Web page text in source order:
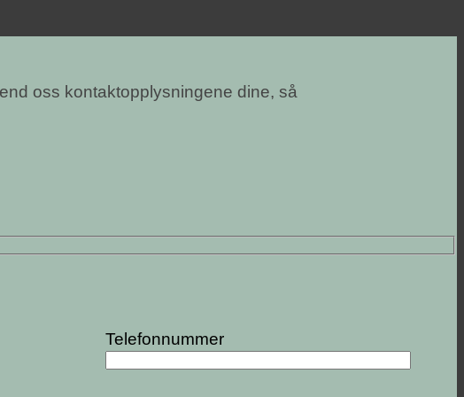
oss kontaktopplysningene dine, så
Telefonnummer